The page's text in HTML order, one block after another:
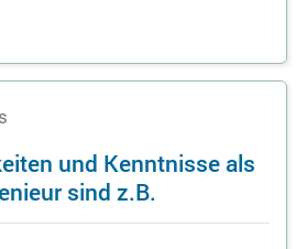
und Kenntnisse als
sind z.B.